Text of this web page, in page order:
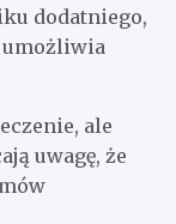
dodatniego,
umożliwia
ale
uwagę, że